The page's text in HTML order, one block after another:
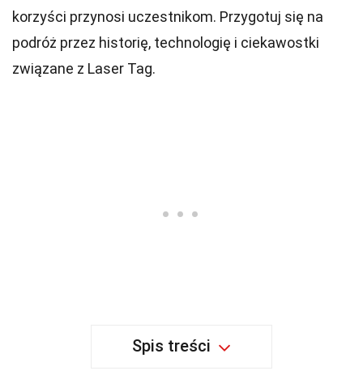
korzyści przynosi uczestnikom. Przygotuj się na
podróż przez historię, technologię i ciekawostki
związane z Laser Tag.
Spis treści